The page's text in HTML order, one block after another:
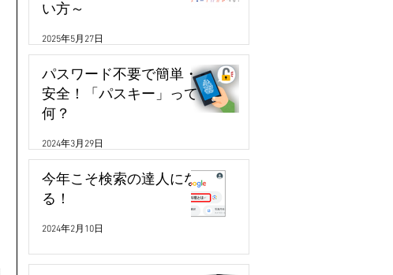
い方～
2025年5月27日
パスワード不要で簡単・
安全！「パスキー」って
何？
2024年3月29日
今年こそ検索の達人にな
る！
2024年2月10日